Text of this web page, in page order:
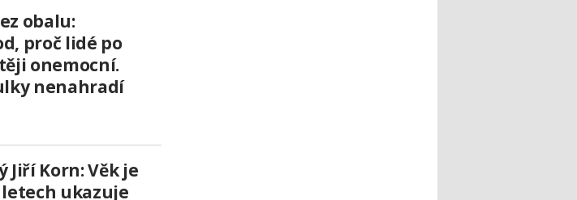
obalu:
proč lidé po
onemocní.
nenahradí
Korn: Věk je
letech ukazuje